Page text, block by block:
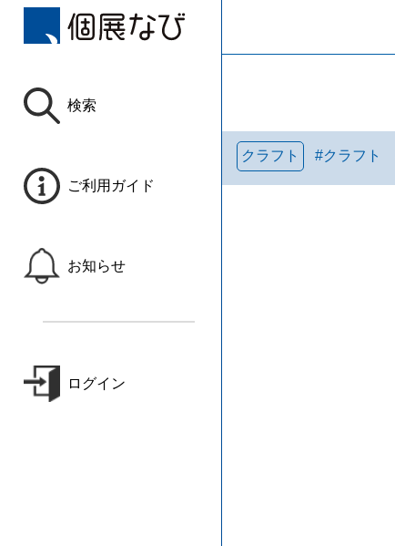
検索
ご利用ガイド
お知らせ
ログイン
クラフト #クラフト